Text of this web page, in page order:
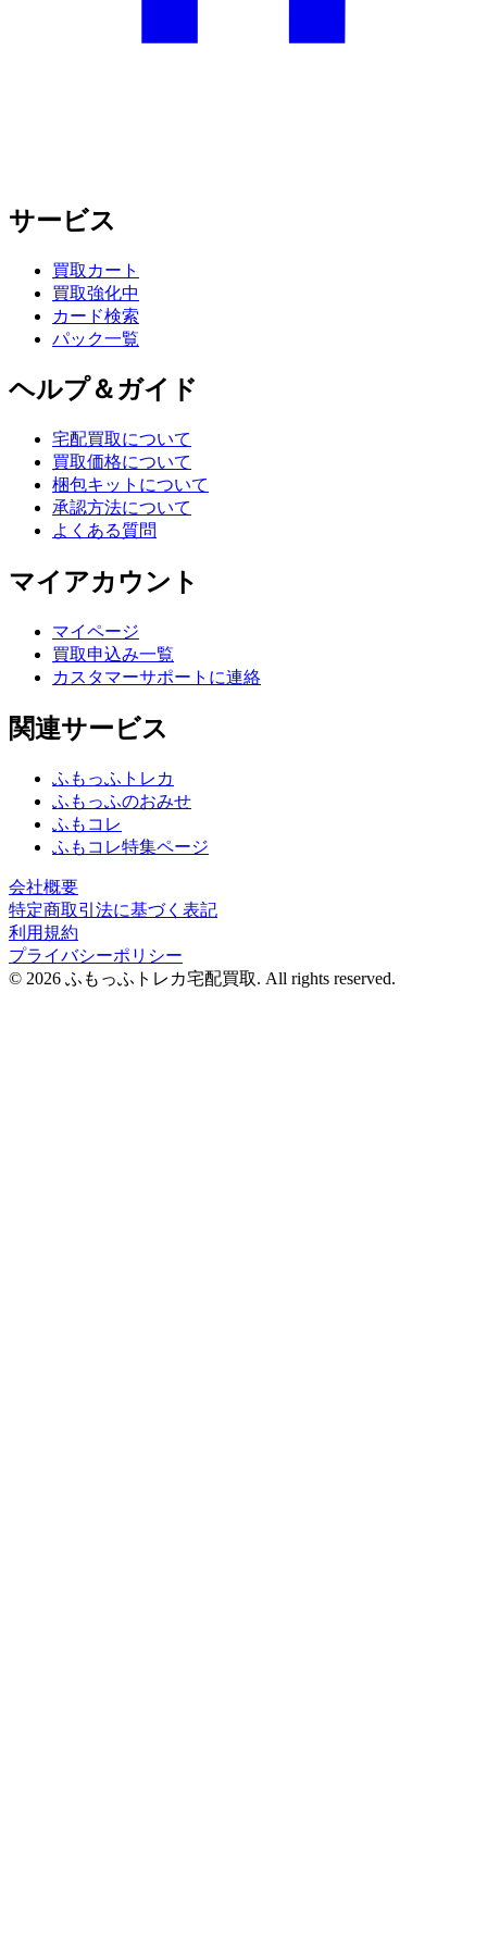
サービス
買取カート
買取強化中
カード検索
パック一覧
ヘルプ＆ガイド
宅配買取について
買取価格について
梱包キットについて
承認方法について
よくある質問
マイアカウント
マイページ
買取申込み一覧
カスタマーサポートに連絡
関連サービス
ふもっふトレカ
ふもっふのおみせ
ふもコレ
ふもコレ特集ページ
会社概要
特定商取引法に基づく表記
利用規約
プライバシーポリシー
© 2026 ふもっふトレカ宅配買取. All rights reserved.